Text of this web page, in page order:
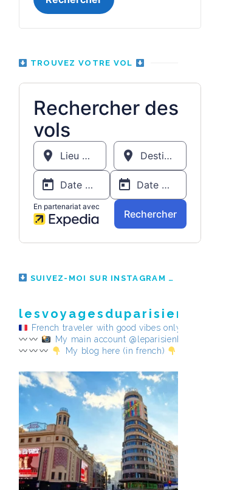
TROUVEZ VOTRE VOL
SUIVEZ-MOI SUR INSTAGRAM
French traveler with good vibes only
My main account @leparisienheureux
My blog here (in french)